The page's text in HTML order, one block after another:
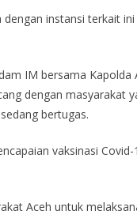
instansi terkait ini
IM bersama Kapolda
dengan masyarakat
bertugas.
vaksinasi
Aceh untuk